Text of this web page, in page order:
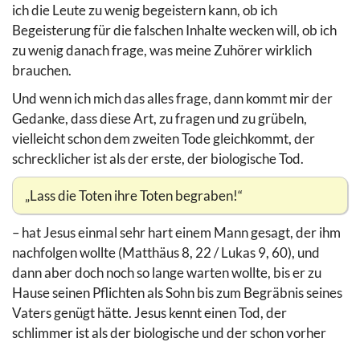
ich die Leute zu wenig begeistern kann, ob ich
Begeisterung für die falschen Inhalte wecken will, ob ich
zu wenig danach frage, was meine Zuhörer wirklich
brauchen.
Und wenn ich mich das alles frage, dann kommt mir der
Gedanke, dass diese Art, zu fragen und zu grübeln,
vielleicht schon dem zweiten Tode gleichkommt, der
schrecklicher ist als der erste, der biologische Tod.
„Lass die Toten ihre Toten begraben!“
– hat Jesus einmal sehr hart einem Mann gesagt, der ihm
nachfolgen wollte (Matthäus 8, 22 / Lukas 9, 60), und
dann aber doch noch so lange warten wollte, bis er zu
Hause seinen Pflichten als Sohn bis zum Begräbnis seines
Vaters genügt hätte. Jesus kennt einen Tod, der
schlimmer ist als der biologische und der schon vorher